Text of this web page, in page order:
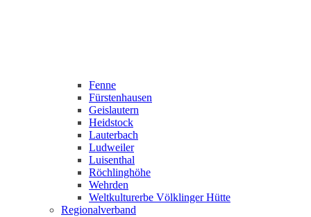
Fenne
Fürstenhausen
Geislautern
Heidstock
Lauterbach
Ludweiler
Luisenthal
Röchlinghöhe
Wehrden
Weltkulturerbe Völklinger Hütte
Regionalverband